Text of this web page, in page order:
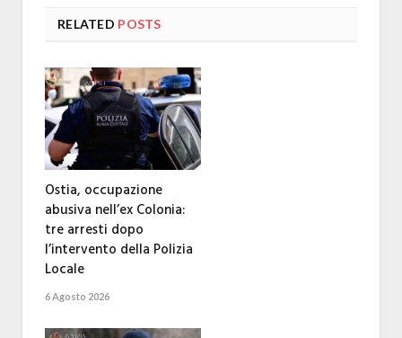
RELATED POSTS
Ostia, occupazione
abusiva nell’ex Colonia:
tre arresti dopo
l’intervento della Polizia
Locale
6 Agosto 2026